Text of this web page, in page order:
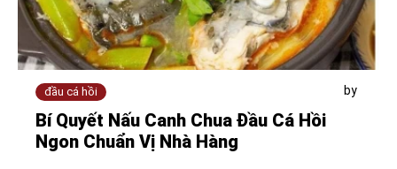
đầu cá hồi by
Bí Quyết Nấu Canh Chua Đầu Cá Hồi
Ngon Chuẩn Vị Nhà Hàng